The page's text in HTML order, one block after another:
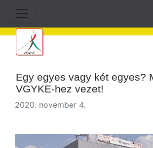
Egy egyes vagy két egyes?
VGYKE-hez vezet!
2020. november 4.